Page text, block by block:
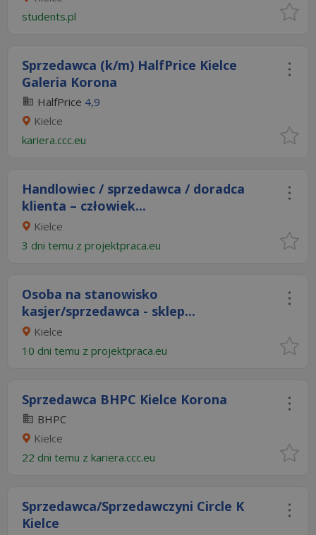
students.pl
Sprzedawca (k/m) HalfPrice Kielce
Galeria Korona
HalfPrice 4,9
Kielce
kariera.ccc.eu
Handlowiec / sprzedawca / doradca
klienta – człowiek...
Kielce
3 dni temu z projektpraca.eu
Osoba na stanowisko
kasjer/sprzedawca - sklep...
Kielce
10 dni temu z projektpraca.eu
Sprzedawca BHPC Kielce Korona
BHPC
Kielce
22 dni temu z kariera.ccc.eu
Sprzedawca/Sprzedawczyni Circle K
Kielce